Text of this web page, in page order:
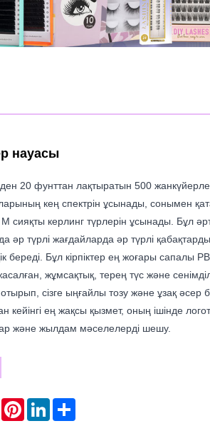
науасы
ден 20 фунттан лақтыратын 500
кең спектрін ұсынады, сонымен
сияқты керлинг түрлерін ұсынады. Бұл
әр түрлі жағдайларда әр түрлі
береді. Бұл кірпіктер ең жоғары сапалы
жұмсақтық, терең түс және
сізге ыңғайлы тозу және ұзақ әсер
кейінгі ең жақсы қызмет, оның ішінде
және жылдам мәселелерді шешу.
PinterestLinkedInShare